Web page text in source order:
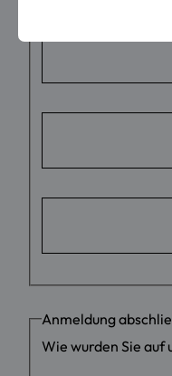
Anmeldung
Wie wurden Sie auf